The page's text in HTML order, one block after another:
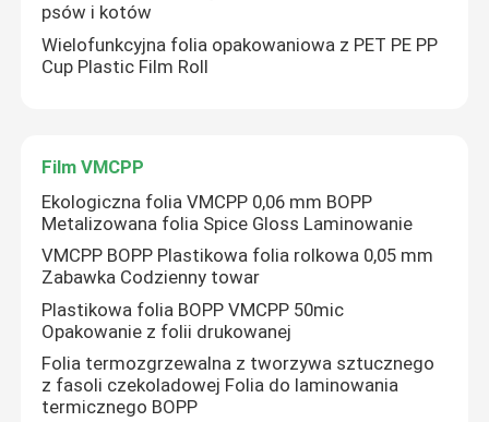
psów i kotów
Wielofunkcyjna folia opakowaniowa z PET PE PP
Cup Plastic Film Roll
Film VMCPP
Ekologiczna folia VMCPP 0,06 mm BOPP
Metalizowana folia Spice Gloss Laminowanie
VMCPP BOPP Plastikowa folia rolkowa 0,05 mm
Zabawka Codzienny towar
Plastikowa folia BOPP VMCPP 50mic
Opakowanie z folii drukowanej
Folia termozgrzewalna z tworzywa sztucznego
z fasoli czekoladowej Folia do laminowania
termicznego BOPP